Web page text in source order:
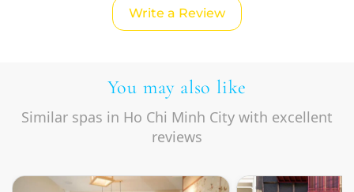
Write a Review
You may also like
Similar spas in Ho Chi Minh City with excellent
reviews